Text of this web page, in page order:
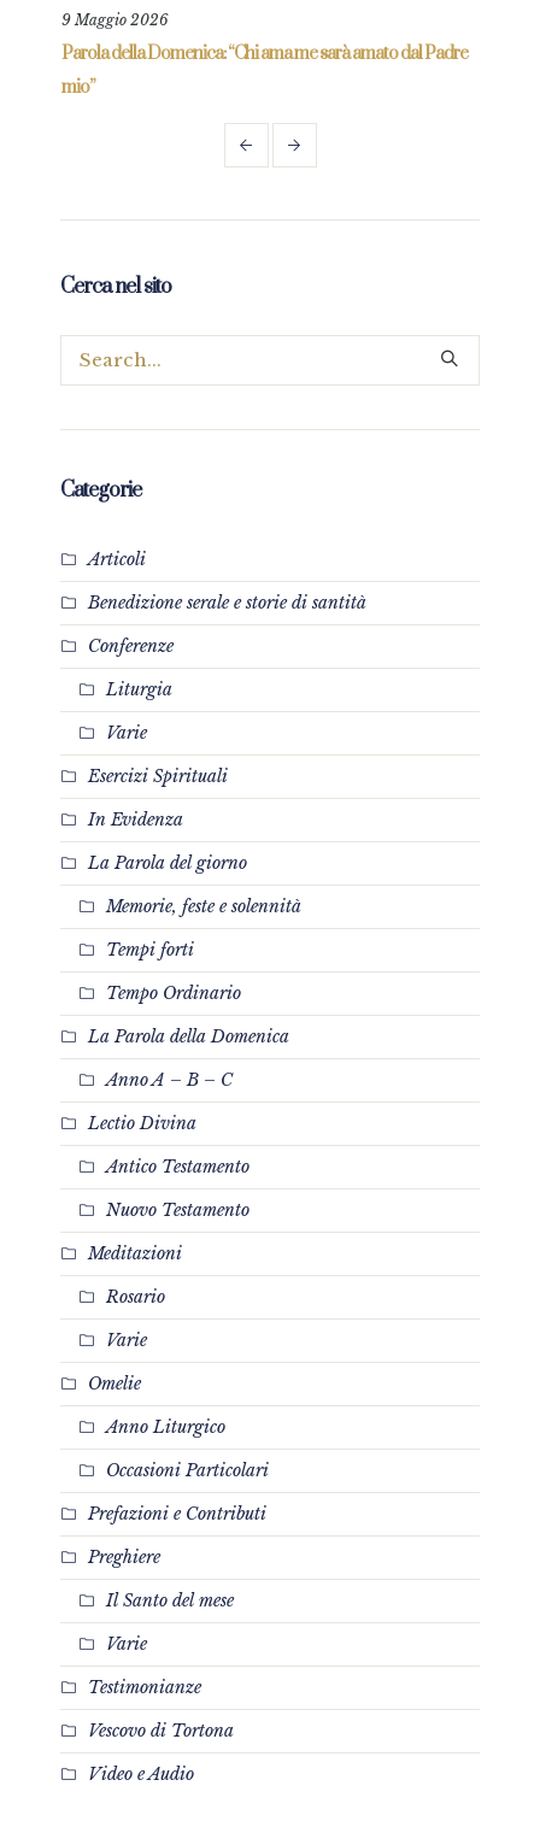
9 Maggio 2026
Parola della Domenica: “Chi ama me sarà amato dal Padre
mio”
Cerca nel sito
Categorie
Articoli
Benedizione serale e storie di santità
Conferenze
Liturgia
Varie
Esercizi Spirituali
In Evidenza
La Parola del giorno
Memorie, feste e solennità
Tempi forti
Tempo Ordinario
La Parola della Domenica
Anno A – B – C
Lectio Divina
Antico Testamento
Nuovo Testamento
Meditazioni
Rosario
Varie
Omelie
Anno Liturgico
Occasioni Particolari
Prefazioni e Contributi
Preghiere
Il Santo del mese
Varie
Testimonianze
Vescovo di Tortona
Video e Audio